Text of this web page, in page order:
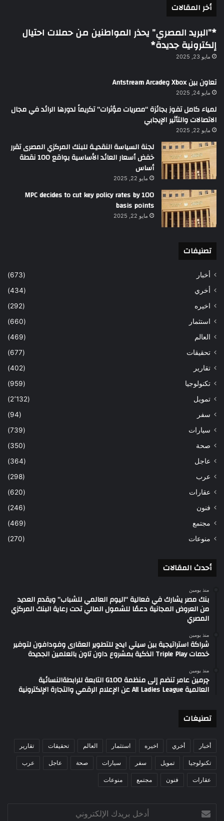
أخر المقالات
*”البريد المصري” يحذر المواطنين من حملات احتيال
إلكترونية جديدة*
مايو 23, 2025
تعاون بين Xbox وAntstream Arcade
مايو 24, 2025
لمياء كامل تفوز بجائزة “مصريات مؤثرات” تكريماً لدورها الرائد في مجال
الاتصالات والتأثير الإيجابي
مايو 22, 2025
لجنة السياسة النقديـة للبنك المركزي المصرى تقرر
خفض أسعار العائد الأساسية بواقع 100 نقطة
أساس
مايو 22, 2025
MPC decides to cut key policy rates by 100
basis points
مايو 22, 2025
تصنيفات
أخبار
(673)
أخري
(434)
اخيره
(292)
استثمار
(660)
العالم
(469)
تحقيقات
(677)
تقارير
(402)
تكنولوجيا
(959)
تمويل
(2٬132)
سفر
(94)
سيارات
(739)
صحة
(350)
عاجل
(364)
عرب
(298)
عقارات
(620)
فنون
(246)
مجتمع
(469)
منوعات
(270)
أحدث المقالات
منذ يومين
بنك مصر يشارك في فعالية “اليوم العالمي للشباب” ويقدم العديد
من العروض المجانية دعمًا للشمول المالي تحت رعاية البنك المركزي
المصري
منذ يومين
شراكة استراتيجية بين سيتي ايدج للتطوير العقارى وفودافون لتوفير
خدمات Triple Play الذكية بمشروع داون تاون بالعلمين الجديدة
منذ يومين
چرمين عامر تنضم إلى منظمة G100 التابعة للرابطةالنسائية
العالمية All Ladies League عن الإعلام الرقمي والتجارة الإلكترونية
تصنيغات
أخبار أخري اخيره استثمار العالم تحقيقات تقارير
تكنولوجيا تمويل سفر سيارات صحة عاجل عرب
عقارات فنون مجتمع منوعات
بريدك